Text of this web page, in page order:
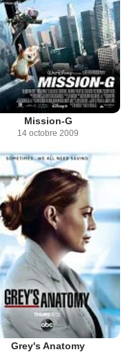
Mission-G
14 octobre 2009
Grey's Anatomy